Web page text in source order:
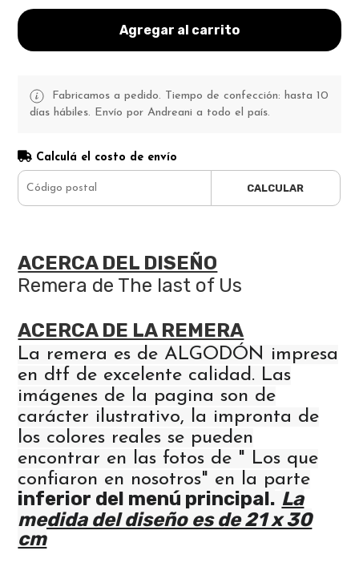
Agregar al carrito
Fabricamos a pedido. Tiempo de confección: hasta 10
días hábiles. Envío por Andreani a todo el país.
Calculá el costo de envío
CALCULAR
ACERCA DEL DISEÑO
Remera de The last of Us
ACERCA DE LA REMERA
La remera es de ALGODÓN impresa
en dtf de excelente calidad. Las
imágenes de la pagina son de
carácter ilustrativo, la impronta de
los colores reales se pueden
encontrar en las fotos de " Los que
confiaron en nosotros" en la parte
inferior del menú principal. La
medida del diseño es de 21 x 30
cm